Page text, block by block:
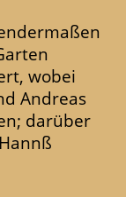
wobei
Andreas
darüber